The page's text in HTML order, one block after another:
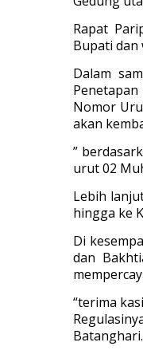
Rapat
Bupati dan
Dalam
Nomor
akan
”
urut 02
Lebih
hingga ke
Di
dan
“terima
Batanghari.